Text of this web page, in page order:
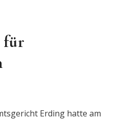
für
Erding hatte am